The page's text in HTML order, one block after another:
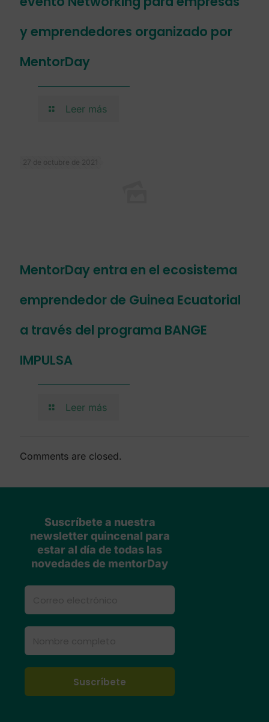
y emprendedores organizado por
MentorDay
Leer más
27 de octubre de 2021
MentorDay entra en el ecosistema
emprendedor de Guinea Ecuatorial
a través del programa BANGE
IMPULSA
Leer más
Comments are closed.
Suscríbete a nuestra
newsletter quincenal para
estar al día de todas las
novedades de mentorDay